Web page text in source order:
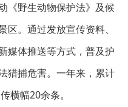
《野生动物保护法》及候
。通过发放宣传资料、
媒体推送等方式，普及护
猎捕危害。一年来，累计
横幅20余条。